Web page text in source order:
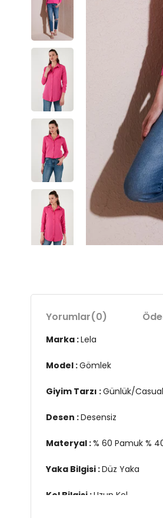
Yorumlar(0)
Marka :Lela
Model :Gömlek
Giyim Tarzı :Günlük/Casual
Desen :Desensiz
Materyal :% 60 Pamuk %
Yaka Bilgisi :Düz Yaka
Kol Bilgisi :Uzun Kol